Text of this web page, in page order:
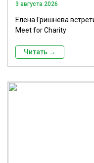
3 августа 2026
Елена Гришнева
Meet for Charity
Читать →